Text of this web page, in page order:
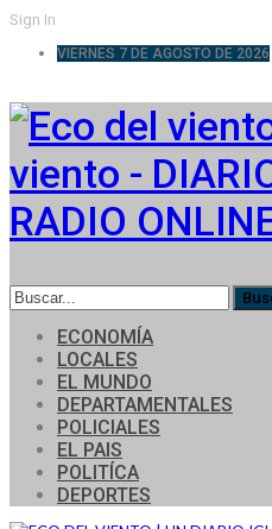
Sign In
VIERNES 7 DE AGOSTO DE 2026
viento -
RADIO
ECONOMÍA
LOCALES
EL MUNDO
DEPARTAMENTALES
POLICIALES
EL PAIS
POLITÍCA
DEPORTES